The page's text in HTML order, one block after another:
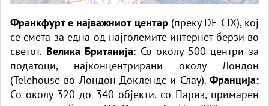
Франкфурт е најважниот центар(преку DE-CIX), кој
се смета за една од најголемите интернет берзи во
светот. Велика Британија: Со околу 500 центри за
податоци, најконцентрирани околу Лондон
(Telehouse во Лондон Доклендс и Слау). Франција:
Со околу 320 до 340 објекти, со Париз, примарен